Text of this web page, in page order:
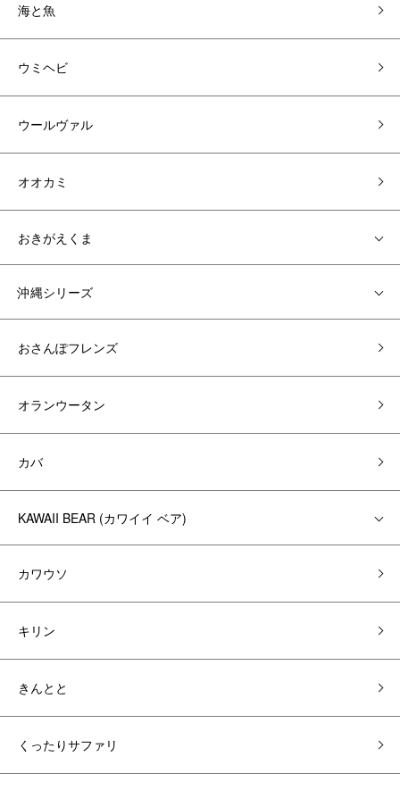
海と魚
ウミヘビ
ウールヴァル
オオカミ
おきがえくま
沖縄シリーズ
おさんぽフレンズ
オランウータン
カバ
KAWAII BEAR (カワイイ ベア)
カワウソ
キリン
きんとと
くったりサファリ